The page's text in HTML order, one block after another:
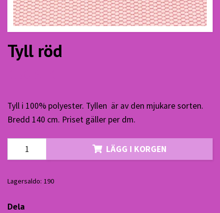
Tyll röd
Tyll i 100% polyester. Tyllen är av den mjukare sorten.
Bredd 140 cm. Priset gäller per dm.
LÄGG I KORGEN
Lagersaldo: 190
Dela